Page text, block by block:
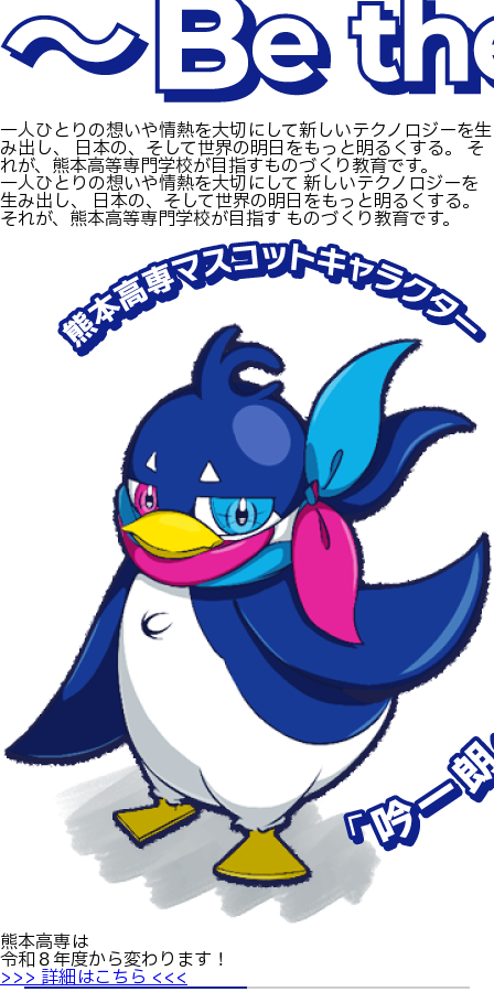
一人ひとりの想いや情熱を大切にして新しいテクノロジーを生
み出し、 日本の、そして世界の明日をもっと明るくする。 そ
れが、熊本高等専門学校が目指すものづくり教育です。
一人ひとりの想いや情熱を大切にして 新しいテクノロジーを
生み出し、 日本の、そして世界の明日をもっと明るくする。
それが、熊本高等専門学校が目指す ものづくり教育です。
熊本高専は
令和８年度から変わります ！
>>> 詳細はこちら <<<
基幹教育科
専攻科
電子情報システム工学専攻
生産システム工学専攻
オープンキャンパス等
進学の手引き
入学料および授業料
受験生向け 熊本高専 Q&A
熊本高専が運用するWebサイト・SNS・動画チャネ
ル等
学校概要
交通アクセス
教員紹介
学生生活
パンフレット・紹介動画
産学官連携・地域連携
国際交流
受賞等
活動報告
ご寄付・ネーミングライ
ツ等
情報セキュリティ
アントレプレナーシップ
公開情報
その他
お問い合わせ
在校生・保護者の方へ
卒業生の方へ
教職員向け